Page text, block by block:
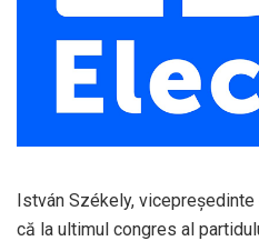
István Székely,
că la ultimul congres al